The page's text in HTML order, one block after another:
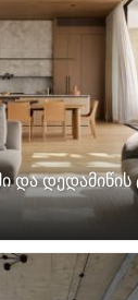
და დედამიწის